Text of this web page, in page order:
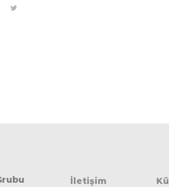
İletişim